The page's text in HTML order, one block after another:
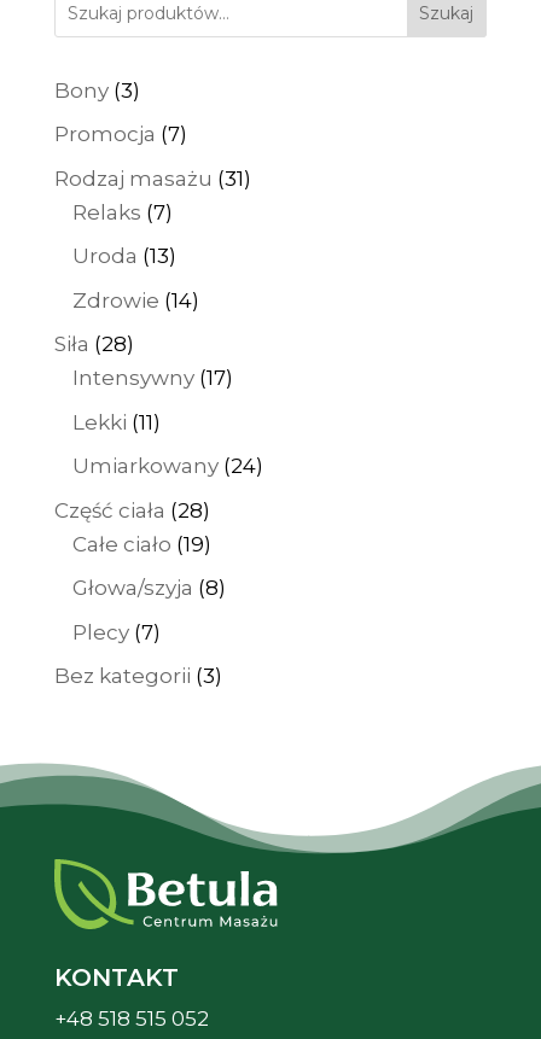
do
650 zł
Szukaj
Bony 33
produkty
Promocja 77
produktów
Rodzaj masażu 3131
Relaks 77
produktów
Uroda 1313
produktów
Zdrowie 1414
Siła 2828
produktów
Intensywny 1717
Lekki 1111
produktów
Umiarkowany 2424
Część ciała 2828
produktów
Całe ciało 1919
produktów
Głowa/szyja 88
Plecy 77
produktów
Bez kategorii 33
KONTAKT
+48 518 515 052